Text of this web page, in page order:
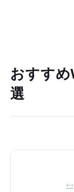
おすす
選